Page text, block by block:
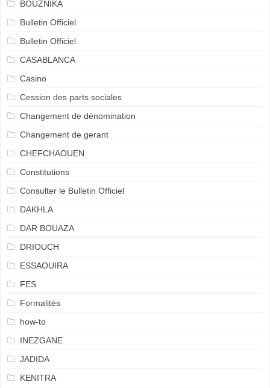
BOUZNIKA
Bulletin Officiel
Bulletin Officiel
CASABLANCA
Casino
Cession des parts sociales
Changement de dénomination
Changement de gerant
CHEFCHAOUEN
Constitutions
Consulter le Bulletin Officiel
DAKHLA
DAR BOUAZA
DRIOUCH
ESSAOUIRA
FES
Formalités
how-to
INEZGANE
JADIDA
KENITRA